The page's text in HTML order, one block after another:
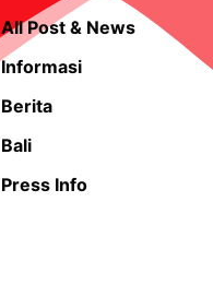
All Post & News
Informasi
Berita
Bali
Press Info